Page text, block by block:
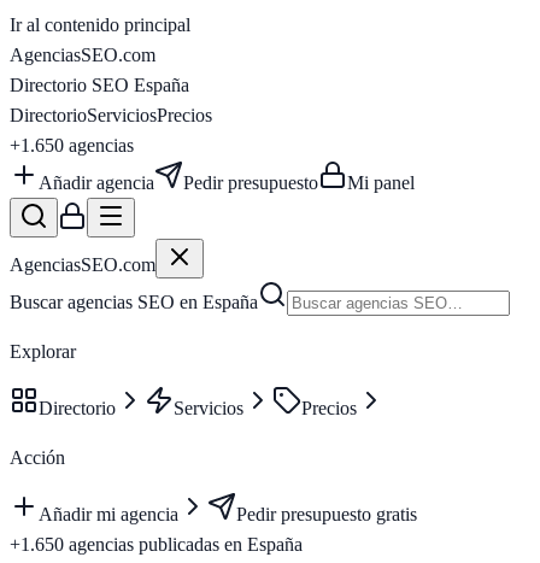
Ir al contenido principal
AgenciasSEO.com
Directorio SEO España
DirectorioServiciosPrecios
+1.650 agencias
Añadir agencia
Pedir presupuesto Mi panel
AgenciasSEO.com
Buscar agencias SEO en España
Explorar
Directorio Servicios Precios
Acción
Añadir mi agencia
Pedir presupuesto gratis
+1.650 agencias publicadas en España